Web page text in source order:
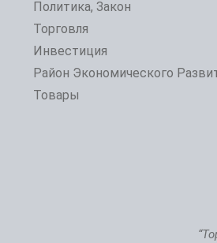
Политика, Закон
Торговля
Инвестиция
Район Экономического
Товары